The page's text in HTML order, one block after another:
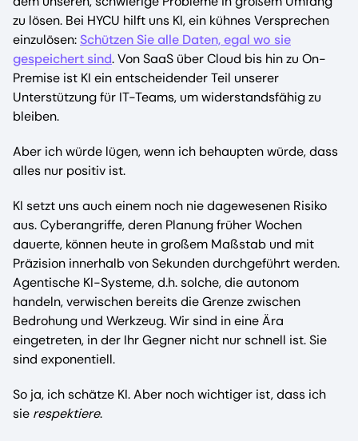
zu lösen. Bei HYCU hilft uns KI, ein kühnes Versprechen
einzulösen:Schützen Sie alle Daten, egal wo sie
gespeichert sind. Von SaaS über Cloud bis hin zu On-
Premise ist KI ein entscheidender Teil unserer
Unterstützung für IT-Teams, um widerstandsfähig zu
bleiben.
Aber ich würde lügen, wenn ich behaupten würde, dass
alles nur positiv ist.
KI setzt uns auch einem noch nie dagewesenen Risiko
aus. Cyberangriffe, deren Planung früher Wochen
dauerte, können heute in großem Maßstab und mit
Präzision innerhalb von Sekunden durchgeführt werden.
Agentische KI-Systeme, d.h. solche, die autonom
handeln, verwischen bereits die Grenze zwischen
Bedrohung und Werkzeug. Wir sind in eine Ära
eingetreten, in der Ihr Gegner nicht nur schnell ist. Sie
sind exponentiell.
So ja, ich schätze KI. Aber noch wichtiger ist, dass ich
sie respektiere.